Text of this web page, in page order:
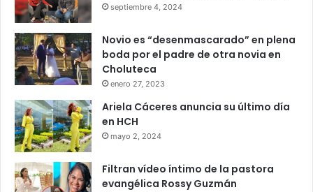
septiembre 4, 2024
Novio es “desenmascarado” en plena
boda por el padre de otra novia en
Choluteca
enero 27, 2023
Ariela Cáceres anuncia su último día
en HCH
mayo 2, 2024
Filtran vídeo íntimo de la pastora
evangélica Rossy Guzmán